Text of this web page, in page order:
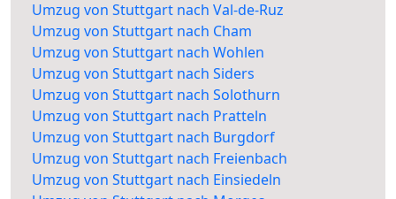
Umzug von Stuttgart nach Val-de-Ruz
Umzug von Stuttgart nach Cham
Umzug von Stuttgart nach Wohlen
Umzug von Stuttgart nach Siders
Umzug von Stuttgart nach Solothurn
Umzug von Stuttgart nach Pratteln
Umzug von Stuttgart nach Burgdorf
Umzug von Stuttgart nach Freienbach
Umzug von Stuttgart nach Einsiedeln